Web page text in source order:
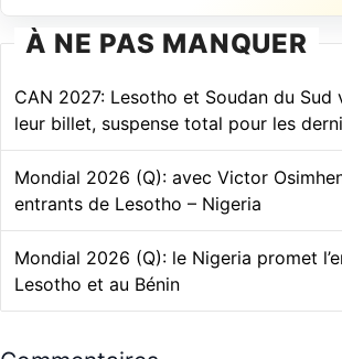
À NE PAS MANQUER
CAN 2027: Lesotho et Soudan du Sud
leur billet, suspense total pour les
Mondial 2026 (Q): avec Victor
entrants de Lesotho – Nigeria
Mondial 2026 (Q): le Nigeria promet
Lesotho et au Bénin